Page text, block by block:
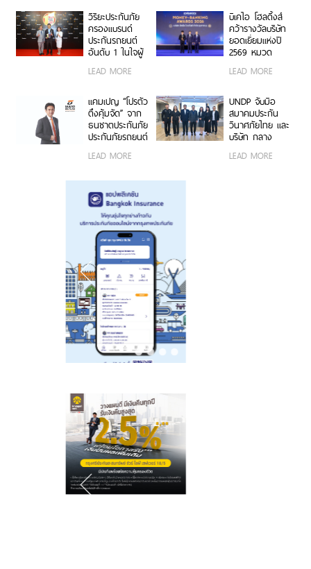
ตอกย้ำความเป็น
ผู้นำธุรกิจประกัน
ภัยที่ขับเคลื่อน
ความยั่งยืนตาม
วิริยะประกันภัย
ครองแบรนด์
ประกันรถยนต์
อันดับ 1 ในใจผู้
บนเวที
Brand Thailand
2026”
LEAD MORE
บีเคไอ โฮลดิ้งส์
คว้ารางวัลบริษัท
ยอดเยี่ยมแห่งปี
2569 หมวด
และประกันชีวิต
ซ้อน จากงาน
Money &
Banking Awards
2026 ตอกย้ำ
เติบโตอย่างโดด
LEAD MORE
แคมเปญ “โปรตัว
ตึงคุ้มจัด” จาก
ธนชาตประกันภัย
ประกันภัยรถยนต์
เจาะกลุ่มรถ
ยอดนิยม
LEAD MORE
UNDP จับมือ
สมาคมประกัน
วินาศภัยไทย และ
บริษัท กลาง
ภัยจากรถ จำกัด
LEAD MORE